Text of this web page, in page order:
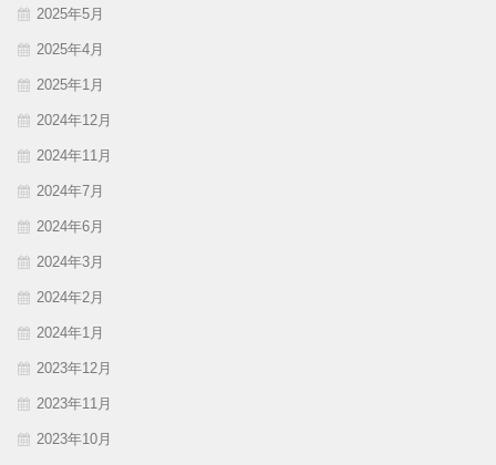
2025年5月
2025年4月
2025年1月
2024年12月
2024年11月
2024年7月
2024年6月
2024年3月
2024年2月
2024年1月
2023年12月
2023年11月
2023年10月